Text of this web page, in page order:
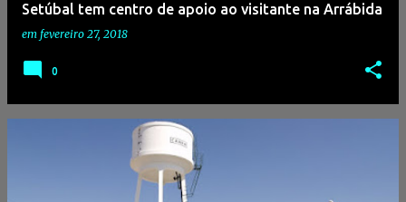
Setúbal tem centro de apoio ao visitante na Arrábida
em fevereiro 27, 2018
0